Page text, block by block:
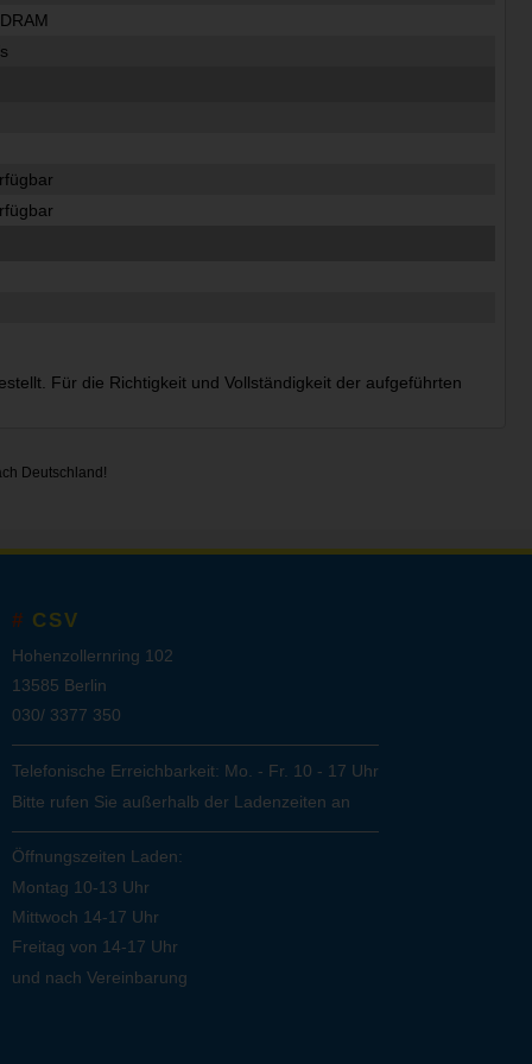
Für die Richtigkeit und Vollständigkeit der aufgeführten
Deutschland!
CSV
Hohenzollernring 102
13585 Berlin
030/ 3377 350
Telefonische Erreichbarkeit: Mo. - Fr. 10 - 17 Uhr
Bitte rufen Sie außerhalb der Ladenzeiten an
Öffnungszeiten Laden:
Montag 10-13 Uhr
Mittwoch 14-17 Uhr
Freitag von 14-17 Uhr
und nach Vereinbarung